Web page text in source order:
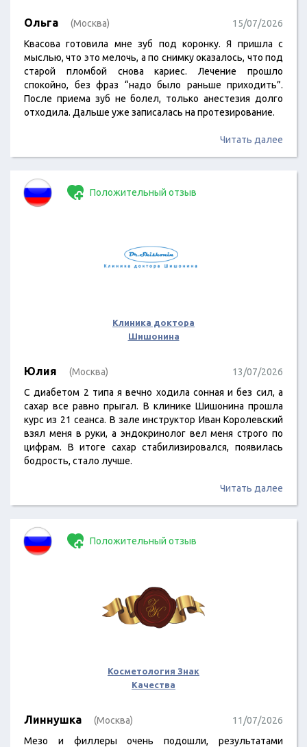
Ольга (Москва)
15/07/2026
Квасова готовила мне зуб под коронку. Я пришла с
мыслью, что это мелочь, а по снимку оказалось, что под
старой пломбой снова кариес. Лечение прошло
спокойно, без фраз “надо было раньше приходить”.
После приема зуб не болел, только анестезия долго
отходила. Дальше уже записалась на протезирование.
Читать далее
Положительный отзыв
Клиника доктора
Шишонина
Юлия (Москва)
13/07/2026
С диабетом 2 типа я вечно ходила сонная и без сил, а
сахар все равно прыгал. В клинике Шишонина прошла
курс из 21 сеанса. В зале инструктор Иван Королевский
взял меня в руки, а эндокринолог вел меня строго по
цифрам. В итоге сахар стабилизировался, появилась
бодрость, стало лучше.
Читать далее
Положительный отзыв
Косметология Знак
Качества
Линнушка (Москва)
11/07/2026
Мезо и филлеры очень подошли, результатами